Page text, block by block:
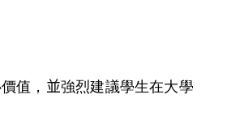
值， 並強烈建議學生在大學